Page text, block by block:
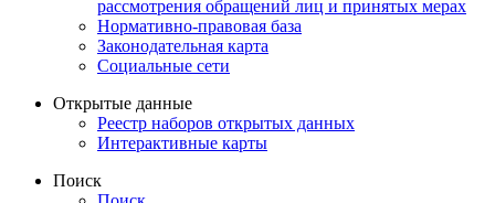
рассмотрения обращений лиц и принятых мерах
Нормативно-правовая база
Законодательная карта
Социальные сети
Открытые данные
Реестр наборов открытых данных
Интерактивные карты
Поиск